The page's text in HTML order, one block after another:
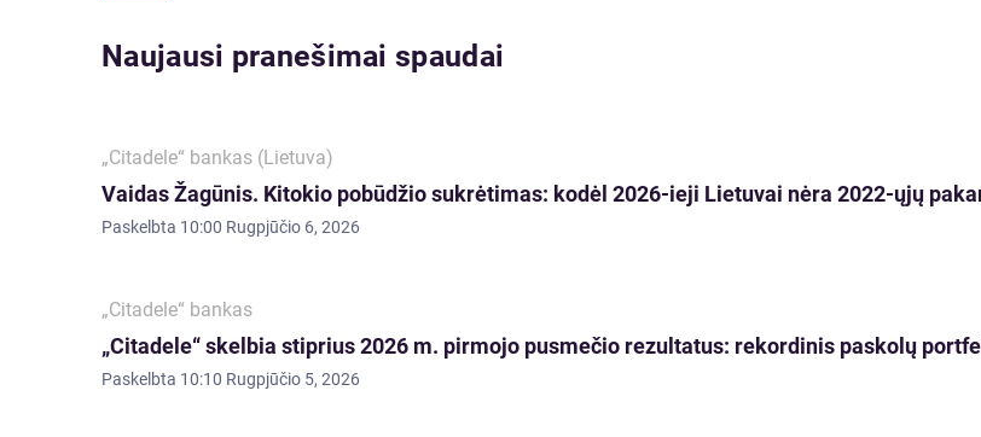
Naujausi pranešimai spaudai
„Citadele“ bankas (Lietuva)
Vaidas Žagūnis. Kitokio pobūdžio sukrėtimas: kodėl 2026-ieji Lietuvai nėra 2022-ųjų
Paskelbta 10:00 Rugpjūčio 6, 2026
„Citadele“ bankas
„Citadele“ skelbia stiprius 2026 m. pirmojo pusmečio rezultatus: rekordinis paskolų
Paskelbta 10:10 Rugpjūčio 5, 2026